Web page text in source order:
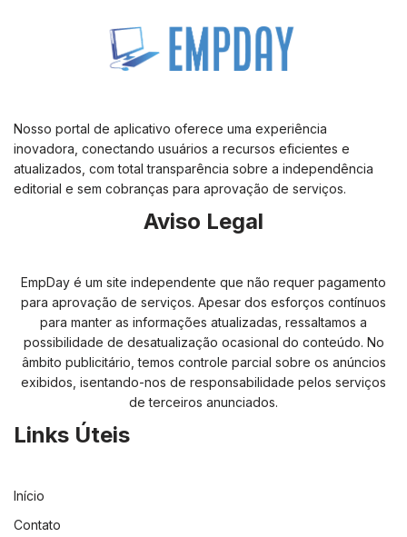
Nosso portal de aplicativo oferece uma experiência
inovadora, conectando usuários a recursos eficientes e
atualizados, com total transparência sobre a independência
editorial e sem cobranças para aprovação de serviços.
Aviso Legal
EmpDay é um site independente que não requer pagamento
para aprovação de serviços. Apesar dos esforços contínuos
para manter as informações atualizadas, ressaltamos a
possibilidade de desatualização ocasional do conteúdo. No
âmbito publicitário, temos controle parcial sobre os anúncios
exibidos, isentando-nos de responsabilidade pelos serviços
de terceiros anunciados.
Links Úteis
Início
Contato